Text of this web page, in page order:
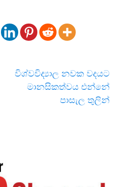
විශ්වවිද්‍යාල නවක වදයට
මානසිකත්වය එන්නේ
පාසැල තුලින්